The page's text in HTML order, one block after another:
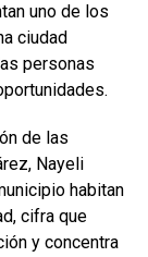
uno de los
ciudad
personas
de las
Nayeli
habitan
cifra que
y concentra